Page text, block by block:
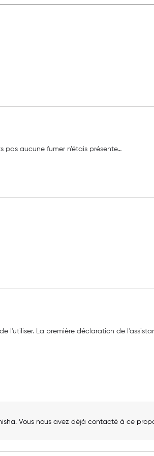
aucune fumer n’étais présente…
l'utiliser. La première déclaration de
Vous nous avez déjà contacté à ce